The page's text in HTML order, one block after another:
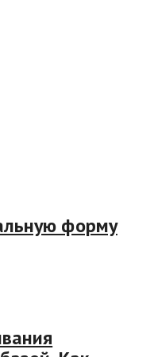
форму